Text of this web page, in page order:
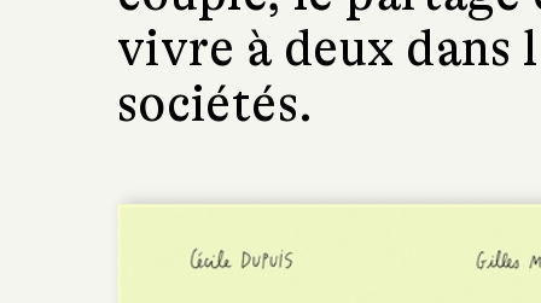
vivre à deux dans
sociétés.